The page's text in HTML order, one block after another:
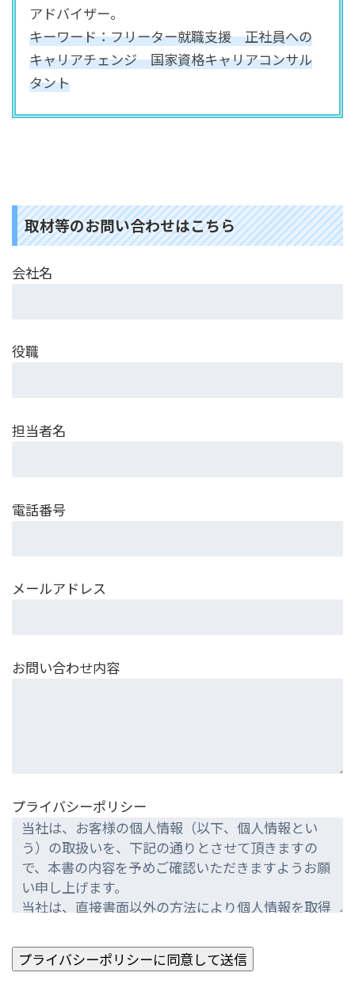
アドバイザー。
キーワード：フリーター就職支援 正社員への
キャリアチェンジ 国家資格キャリアコンサル
タント
取材等のお問い合わせはこちら
会社名
役職
担当者名
電話番号
メールアドレス
お問い合わせ内容
プライバシーポリシー